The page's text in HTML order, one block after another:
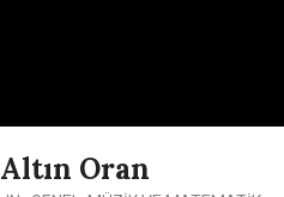
Altın Oran